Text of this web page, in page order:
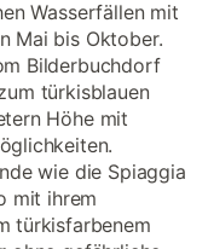
Wasserfällen mit
Mai bis Oktober.
Bilderbuchdorf
türkisblauen
Höhe mit
wie die Spiaggia
mit ihrem
türkisfarbenem